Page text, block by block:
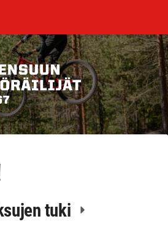
Joensuun Pyöräilijät ry
tuki